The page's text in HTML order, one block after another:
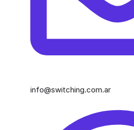
info@switching.com.ar